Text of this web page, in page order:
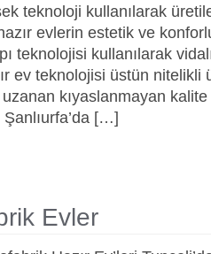
teknoloji kullanılarak
evlerin estetik ve
teknolojisi kullanılarak
ev teknolojisi üstün nitelikli
kıyaslanmayan kalite
[…]
Evler